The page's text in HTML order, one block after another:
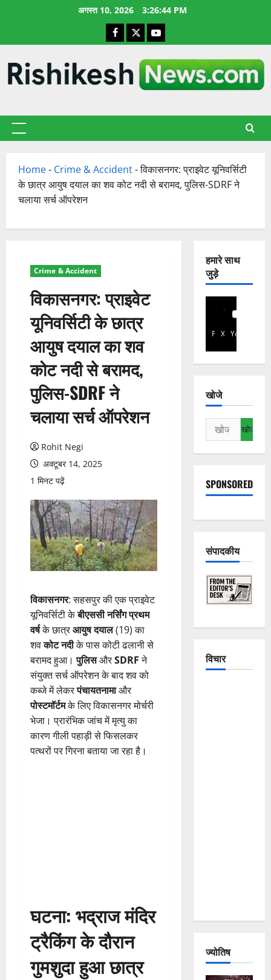
अगस्त 10, 2026 3:26:45 PM
Facebook
X YouTube
प्राथमिक
Home- Crime & Accident-विकासनगर: प्राइवेट यूनिवर्सिटी
के छात्र आयुष दयाल का शव कोट नदी से बरामद, पुलिस-SDRF ने
चलाया सर्च ऑपरेशन
Crime & Accident
विकासनगर: प्राइवेट
यूनिवर्सिटी के छात्र
आयुष दयाल का शव
कोट नदी से बरामद,
पुलिस-SDRF ने
चलाया सर्च ऑपरेशन
Rohit Negi
अक्टूबर 14, 2025
1 मिनट पढ़ें
विकासनगर: सहसपुर की एक प्राइवेट
यूनिवर्सिटी केबीएससी नर्सिंग प्रथम
वर्षके छात्रआयुष दयाल(19) का
शवकोट नदीके पास कोटी ढलानी से
बरामद हुआ।पुलिसऔरSDRFने
संयुक्त सर्च ऑपरेशन के बाद शव को
कब्जे में लेकरपंचायतनामाऔर
पोस्टमॉर्टमके लिए विकासनगर मोर्चरी
भेजा। प्रारंभिक जांच में मृत्यु का
कारण गीली पहाड़ी से फिसलकर
पत्थरों पर गिरना बताया जा रहा है।
घटना: भद्राज मंदिर
ट्रैकिंग के दौरान
गुमशुदा हुआ छात्र
हमारे साथ
जुड़े
Facebook
X YouTube
खोजे
निम्न
को
खोजें:
SPONSORED
संपादकीय
विचार
ज्योतिष